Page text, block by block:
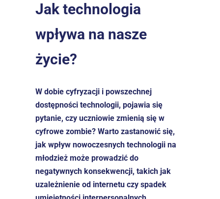
Jak technologia
wpływa na nasze
życie?
W dobie cyfryzacji i powszechnej
dostępności technologii, pojawia się
pytanie, czy uczniowie zmienią się w
cyfrowe zombie? Warto zastanowić się,
jak wpływ nowoczesnych technologii na
młodzież może prowadzić do
negatywnych konsekwencji, takich jak
uzależnienie od internetu czy spadek